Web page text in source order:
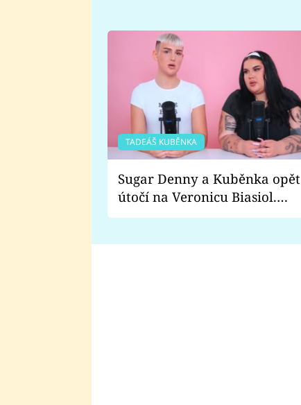
TADEÁŠ KUBĚNKA
Sugar Denny a Kuběnka opět
útočí na Veronicu Biasiol.
Proč je podle nich falešná a